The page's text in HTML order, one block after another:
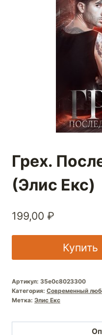
Грех.
(Элис Екс)
199,00 ₽
Купить
Артикул: 35e0c8023300
Категория: Современный
Метка: Элис Екс